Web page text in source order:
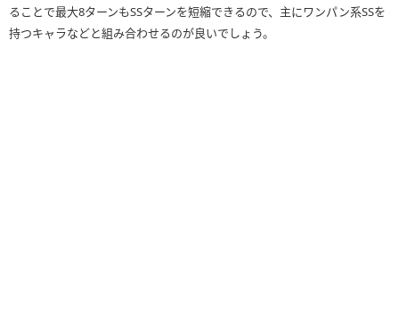
ることで最大8ターンもSSターンを短縮できるので、主にワンパン系SSを
持つキャラなどと組み合わせるのが良いでしょう。